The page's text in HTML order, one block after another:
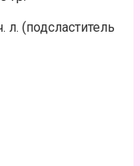
(подсластитель